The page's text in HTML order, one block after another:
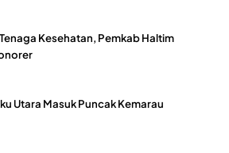
Kesehatan, Pemkab Haltim
Utara Masuk Puncak Kemarau